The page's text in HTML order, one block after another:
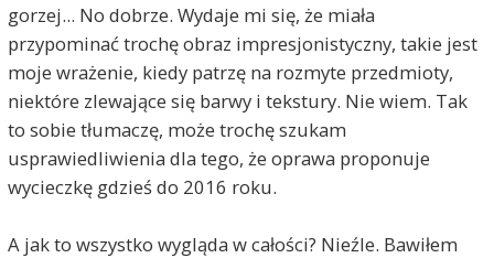
gorzej... No dobrze. Wydaje mi się, że miała
przypominać trochę obraz impresjonistyczny, takie jest
moje wrażenie, kiedy patrzę na rozmyte przedmioty,
niektóre zlewające się barwy i tekstury. Nie wiem. Tak
to sobie tłumaczę, może trochę szukam
usprawiedliwienia dla tego, że oprawa proponuje
wycieczkę gdzieś do 2016 roku.
A jak to wszystko wygląda w całości? Nieźle. Bawiłem